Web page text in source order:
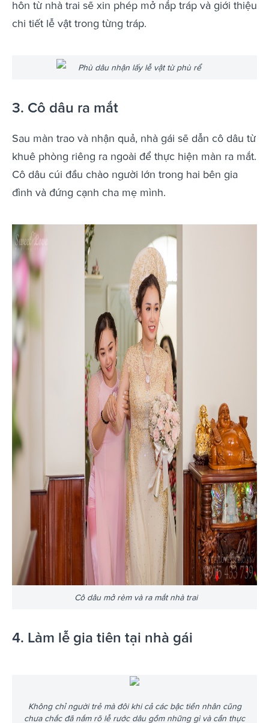
hôn từ nhà trai sẽ xin phép mở nắp tráp và giới thiệu
chi tiết lễ vật trong từng tráp.
Phù dâu nhận lấy lễ vật từ phù rể
3. Cô dâu ra mắt
Sau màn trao và nhận quả, nhà gái sẽ dẫn cô dâu từ
khuê phòng riêng ra ngoài để thực hiện màn ra mắt.
Cô dâu cúi đầu chào người lớn trong hai bên gia
đình và đứng cạnh cha mẹ mình.
Cô dâu mở rèm và ra mắt nhà trai
4. Làm lễ gia tiên tại nhà gái
Không chỉ người trẻ mà đôi khi cả các bậc tiền nhân cũng
chưa chắc đã nắm rõ lễ rước dâu gồm những gì và cần thực